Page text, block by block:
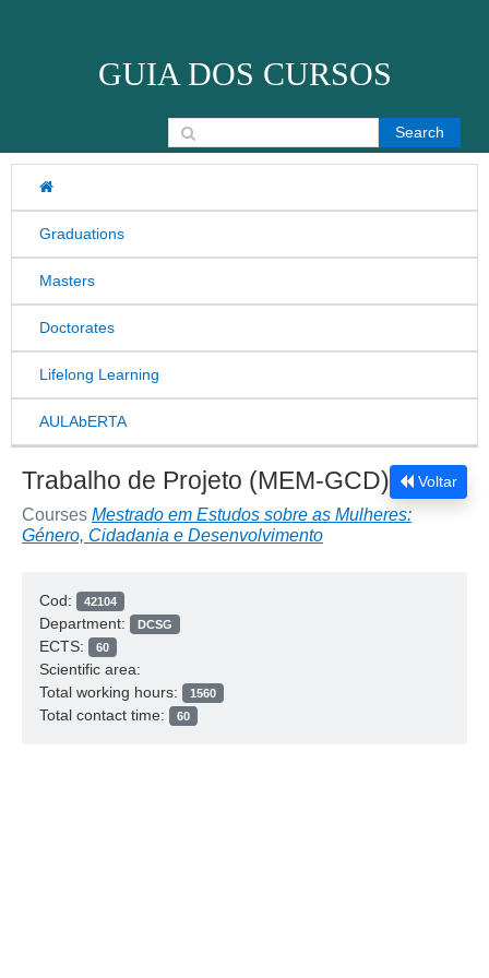
GUIA DOS CURSOS
Graduations
Masters
Doctorates
Lifelong Learning
AULAbERTA
Search for:
Voltar
Trabalho de Projeto (MEM-GCD)
Courses Mestrado em Estudos sobre as Mulheres:
Género, Cidadania e Desenvolvimento
Cod: 42104
Department: DCSG
ECTS: 60
Scientific area:
Total working hours:
1560
Total contact time: 60